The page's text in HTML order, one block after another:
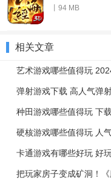
丨94 MB
相关文章
艺术游戏哪些值得玩
弹射游戏下载 高人气弹
种田游戏哪些值得玩 下
硬核游戏哪些值得玩 人
卡通游戏有哪些好玩 好
把玩家房子变成矿洞！